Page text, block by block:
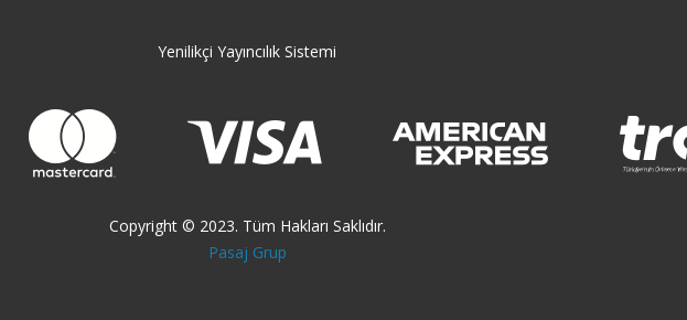
Yenilikçi Yayıncılık Sistemi
Copyright © 2023. Tüm Hakları Saklıdır.
Pasaj Grup